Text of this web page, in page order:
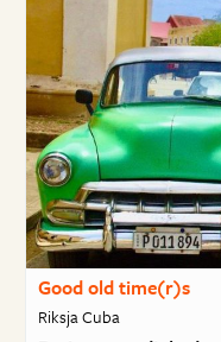
Good old time(r)s
Riksja Cuba